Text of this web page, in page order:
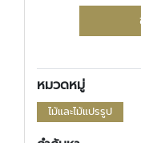
หมวดหมู่
ไม้และไม้แปรรูป